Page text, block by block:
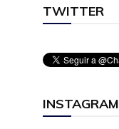
TWITTER
INSTAGRAM